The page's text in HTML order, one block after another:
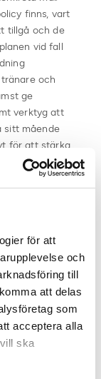
för att
och
till
att delas
som
acceptera alla
ska
finns, vart
tillgå och de
vid fall
och
ge
verktyg att
sitt mående
för att stärka
av
börja med
först. Det är
och
Den första
som